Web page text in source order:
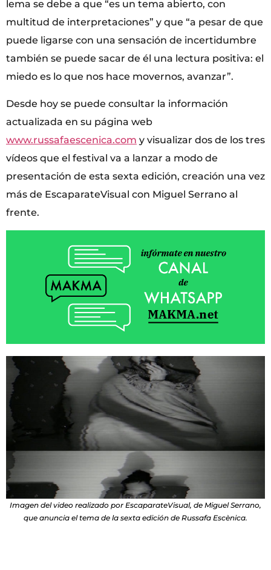
lema se debe a que “es un tema abierto, con
multitud de interpretaciones” y que “a pesar de que
puede ligarse con una sensación de incertidumbre
también se puede sacar de él una lectura positiva: el
miedo es lo que nos hace movernos, avanzar”.
Desde hoy se puede consultar la información
actualizada en su página web
www.russafaescenica.com y visualizar dos de los tres
vídeos que el festival va a lanzar a modo de
presentación de esta sexta edición, creación una vez
más de EscaparateVisual con Miguel Serrano al
frente.
Imagen del video realizado por EscaparateVisual, de Miguel Serrano,
que anuncia el tema de la sexta edición de Russafa Escènica.